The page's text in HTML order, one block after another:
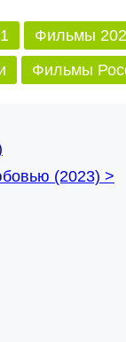
Фильмы
Фильмы
(2023) >